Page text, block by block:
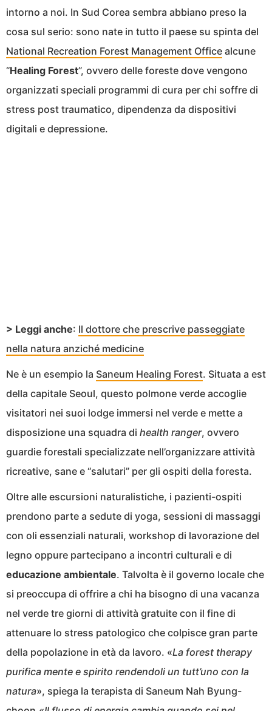
intorno a noi. In Sud Corea sembra abbiano preso la
cosa sul serio: sono nate in tutto il paese su spinta del
National Recreation Forest Management Office alcune
“Healing Forest”, ovvero delle foreste dove vengono
organizzati speciali programmi di cura per chi soffre di
stress post traumatico, dipendenza da dispositivi
digitali e depressione.
> Leggi anche: Il dottore che prescrive passeggiate
nella natura anziché medicine
Ne è un esempio la Saneum Healing Forest. Situata a est
della capitale Seoul, questo polmone verde accoglie
visitatori nei suoi lodge immersi nel verde e mette a
disposizione una squadra di health ranger, ovvero
guardie forestaIi specializzate nell’organizzare attività
ricreative, sane e “salutari” per gli ospiti della foresta.
Oltre alle escursioni naturalistiche, i pazienti-ospiti
prendono parte a sedute di yoga, sessioni di massaggi
con oli essenziali naturali, workshop di lavorazione del
legno oppure partecipano a incontri culturali e di
educazione ambientale. Talvolta è il governo locale che
si preoccupa di offrire a chi ha bisogno di una vacanza
nel verde tre giorni di attività gratuite con il fine di
attenuare lo stress patologico che colpisce gran parte
della popolazione in età da lavoro. «La forest therapy
purifica mente e spirito rendendoli un tutt’uno con la
natura», spiega la terapista di Saneum Nah Byung-